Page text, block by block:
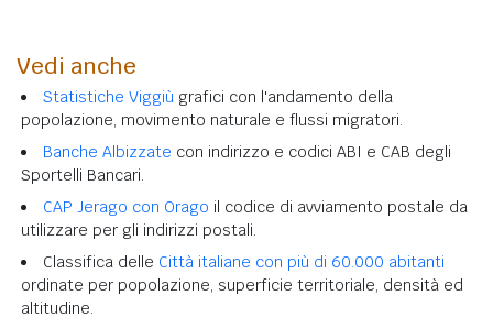
Vedi anche
Statistiche Viggiù grafici con l'andamento della
popolazione, movimento naturale e flussi migratori.
Banche Albizzate con indirizzo e codici ABI e CAB degli
Sportelli Bancari.
CAP Jerago con Orago il codice di avviamento postale da
utilizzare per gli indirizzi postali.
Classifica delle Città italiane con più di 60.000 abitanti
ordinate per popolazione, superficie territoriale, densità ed
altitudine.